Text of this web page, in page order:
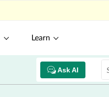
Learn
Ask AI